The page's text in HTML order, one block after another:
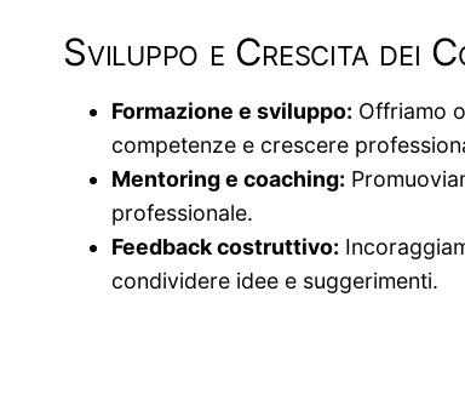
Sviluppo e Crescita dei
Formazione e sviluppo: Offriamo
competenze e crescere
Mentoring e coaching:
professionale.
Feedback costruttivo:
condividere idee e suggerimenti.